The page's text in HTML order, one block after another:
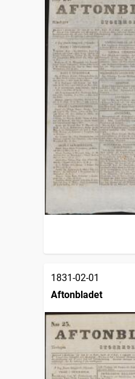
1831-02-01
Aftonbladet